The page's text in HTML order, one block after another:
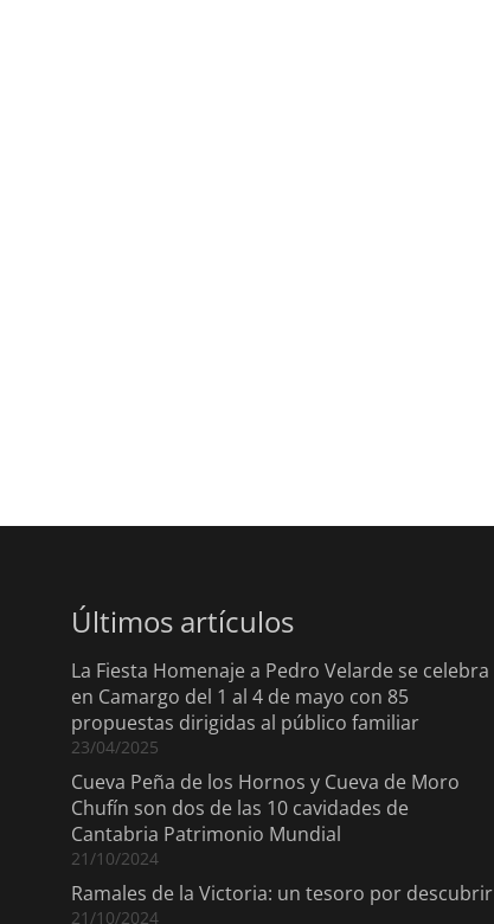
Últimos artículos
La Fiesta Homenaje a Pedro Velarde se celebra
en Camargo del 1 al 4 de mayo con 85
propuestas dirigidas al público familiar
23/04/2025
Cueva Peña de los Hornos y Cueva de Moro
Chufín son dos de las 10 cavidades de
Cantabria Patrimonio Mundial
21/10/2024
Ramales de la Victoria: un tesoro por descubrir
21/10/2024